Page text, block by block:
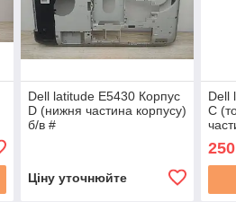
Dell latitude E5430 Корпус
D (нижня частина корпусу)
б/в #
Ціну уточнюйте
Dell
C
250